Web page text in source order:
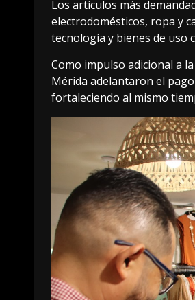
Los artículos más
electrodomésticos, ropa y
tecnología y bienes de uso
Como impulso adicional a
Mérida adelantaron el
fortaleciendo al mismo